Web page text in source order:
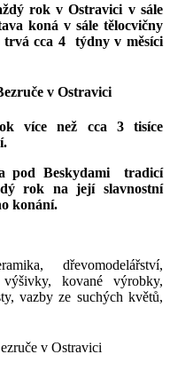
rok v Ostravici v sále
koná v sále tělocvičny
trvá cca 4 týdny v měsíci
více než cca 3 tisíce
pod Beskydami tradicí
rok na její slavnostní
konání.
dřevomodelářství,
kované výrobky,
vazby ze suchých květů,